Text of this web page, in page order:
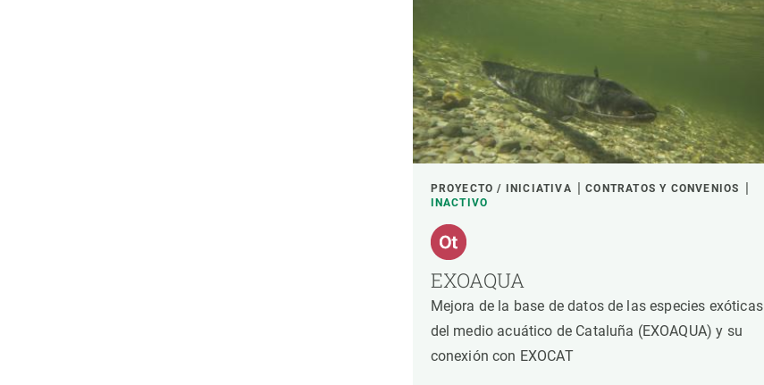
PROYECTO / INICIATIVA
CONTRATOS Y CONVENIOS
INACTIVO
EXOAQUA
Mejora de la base de datos de las especies exóticas
del medio acuático de Cataluña (EXOAQUA) y su
conexión con EXOCAT